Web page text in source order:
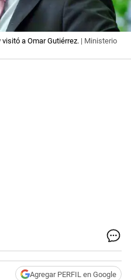
a Omar Gutiérrez. | Ministerio
Agregar PERFIL en Google